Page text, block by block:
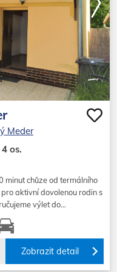
Meder
4 os.
minut chůze od termálního
aktivní dovolenou rodin s
výlet do…
Zobrazit detail